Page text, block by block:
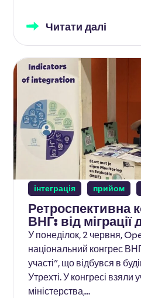
Читати далі
інтеграція прийом
Ретроспективна
ВНГ: від міграції
У понеділок, 2 червня,
національний конгрес
участі", що відбувся в
Утрехті. У конгресі взяли
міністерства,...